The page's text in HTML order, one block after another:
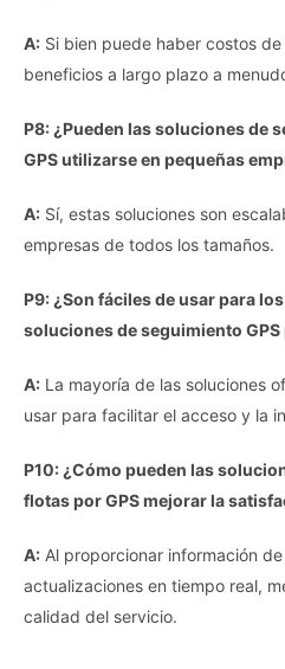
A: Si bien puede haber costos
beneficios a largo plazo a
P8: ¿Pueden las soluciones de
GPS utilizarse en pequeñas
A: Sí, estas soluciones son
empresas de todos los tamaños.
P9: ¿Son fáciles de usar para
soluciones de seguimiento
A: La mayoría de las soluciones
usar para facilitar el acceso y la
P10: ¿Cómo pueden las
flotas por GPS mejorar la
A: Al proporcionar información
actualizaciones en tiempo real,
calidad del servicio.